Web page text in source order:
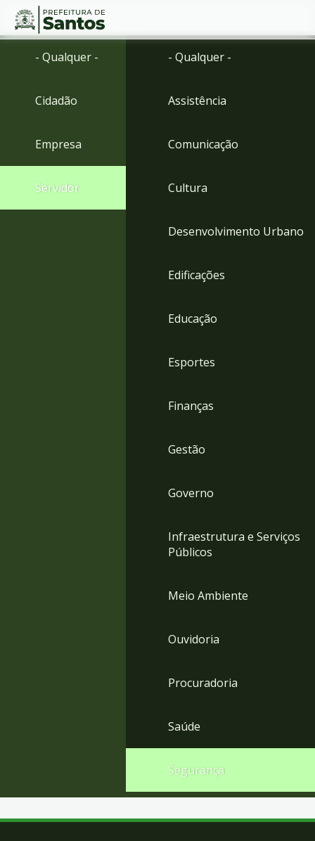
Ir
menu
para
Conteúdo
- Qualquer -
Cidadão
Empresa
Servidor
- Qualquer -
Assistência
Comunicação
Cultura
Desenvolvimento Urbano
Edificações
Educação
Esportes
Finanças
Gestão
Governo
Infraestrutura e Serviços
Públicos
Meio Ambiente
Ouvidoria
Procuradoria
Saúde
Segurança